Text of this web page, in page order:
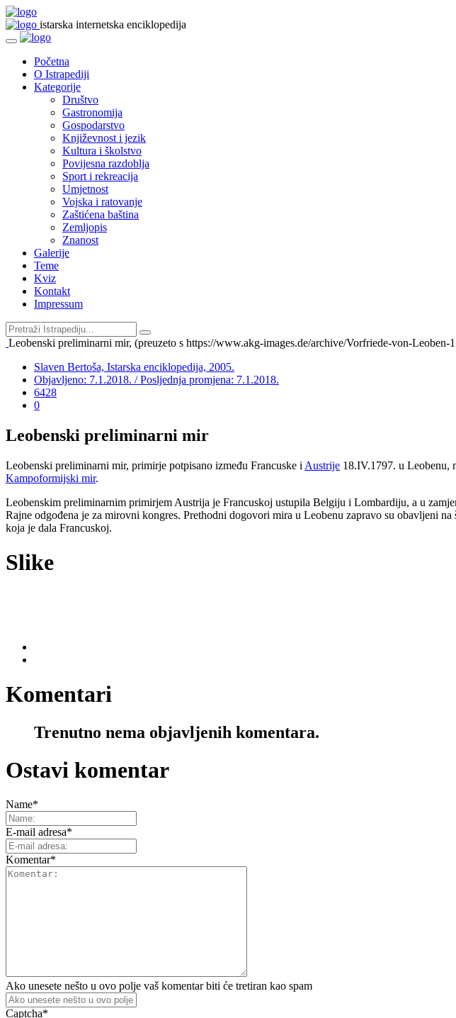
istarska internetska enciklopedija
Početna
O Istrapediji
Kategorije
Društvo
Gastronomija
Gospodarstvo
Književnost i jezik
Kultura i školstvo
Povijesna razdoblja
Sport i rekreacija
Umjetnost
Vojska i ratovanje
Zaštićena baština
Zemljopis
Znanost
Galerije
Teme
Kviz
Kontakt
Impressum
Leobenski preliminarni mir, (preuzeto s https://www.akg-images.de/archive/Vorfriede-von-
Slaven Bertoša, Istarska enciklopedija, 2005.
Objavljeno: 7.1.2018. / Posljednja promjena: 7.1.2018.
6428
0
Leobenski preliminarni mir
Leobenski preliminarni mir, primirje potpisano između Francuske i Austrije 18.IV.1797. u Leobenu,
Kampoformijski mir.
Leobenskim preliminarnim primirjem Austrija je Francuskoj ustupila Belgiju i Lombardiju, a u
Rajne odgođena je za mirovni kongres. Prethodni dogovori mira u Leobenu zapravo su obavljeni
koja je dala Francuskoj.
Slike
Komentari
Trenutno nema objavljenih komentara.
Ostavi komentar
Name*
E-mail adresa*
Komentar*
Ako unesete nešto u ovo polje vaš komentar biti će tretiran kao spam
Captcha*